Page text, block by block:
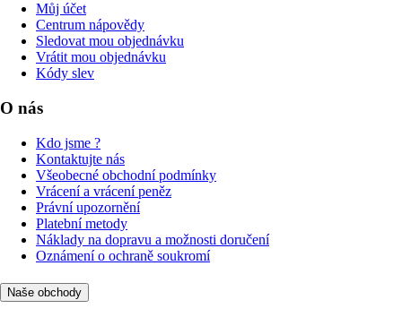
Můj účet
Centrum nápovědy
Sledovat mou objednávku
Vrátit mou objednávku
Kódy slev
O nás
Kdo jsme ?
Kontaktujte nás
Všeobecné obchodní podmínky
Vrácení a vrácení peněz
Právní upozornění
Platební metody
Náklady na dopravu a možnosti doručení
Oznámení o ochraně soukromí
Naše obchody